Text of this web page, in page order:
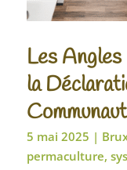
Les
la
5 mai 2025 |
permaculture,